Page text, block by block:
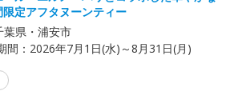
限定アフタヌーンティー
葉県・浦安市
間： 2026年7月1日(水)～8月31日(月)